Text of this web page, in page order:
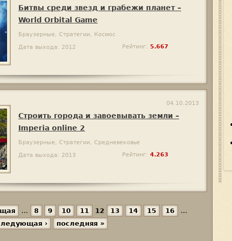
Битвы среди звезд и грабежи планет –
World Orbital Game
Браузерные, Стратегии, Космос
Дата выхода: 2012
Рейтинг: 5.667
04.10.2013
Строить города и завоевывать земли –
Imperia online 2
Браузерные, Стратегии, Средневековье
Дата выхода: 2013
Рейтинг: 4.263
… 8 9 10 11 12 13 14 15 16
…
›
последняя »